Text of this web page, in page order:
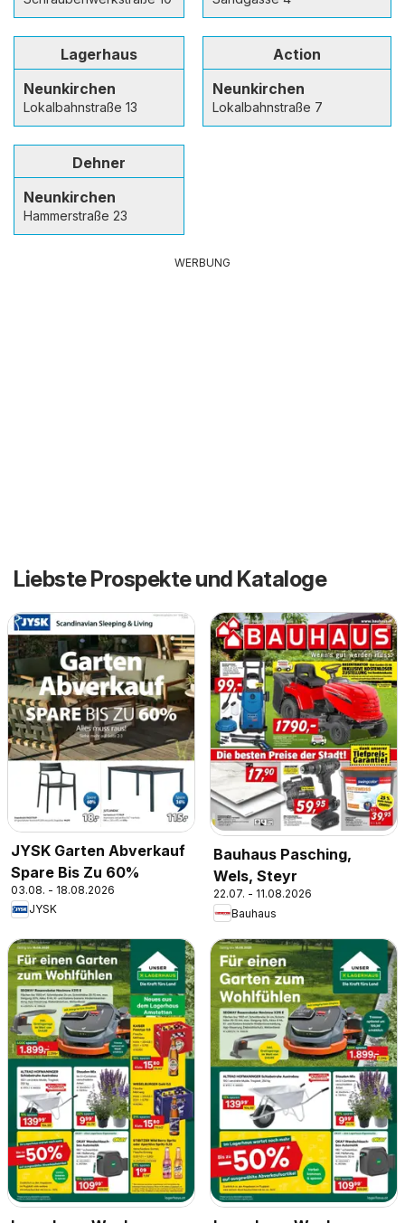
Lagerhaus
Neunkirchen
Lokalbahnstraße 13
Action
Neunkirchen
Lokalbahnstraße 7
Dehner
Neunkirchen
Hammerstraße 23
WERBUNG
Liebste Prospekte und Kataloge
JYSK Garten Abverkauf
Spare Bis Zu 60%
03.08. - 18.08.2026
JYSK
Bauhaus Pasching,
Wels, Steyr
22.07. - 11.08.2026
Bauhaus